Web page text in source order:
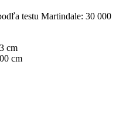
testu Martindale: 30 000
cm
cm